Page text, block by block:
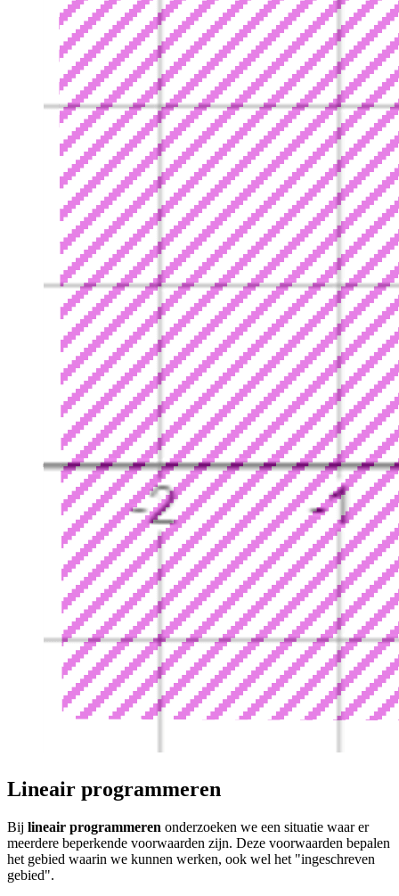
Lineair programmeren
Bij lineair programmeren onderzoeken we een situatie waar er
meerdere beperkende voorwaarden zijn. Deze voorwaarden bepalen
het gebied waarin we kunnen werken, ook wel het "ingeschreven
gebied".